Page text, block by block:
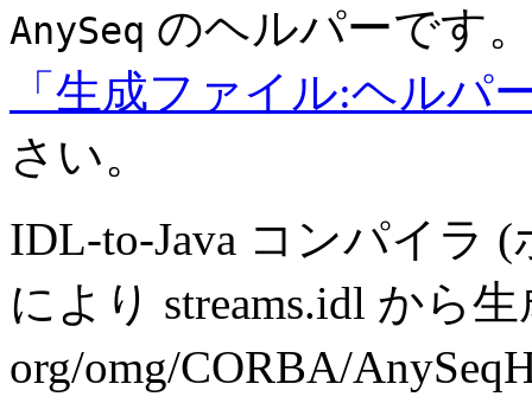
AnySeq のヘルパーです
「生成ファイル:ヘルパ
さい。
IDL-to-Java コンパイラ
により streams.idl から
org/omg/CORBA/